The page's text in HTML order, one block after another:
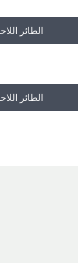
الطائر
الطائر